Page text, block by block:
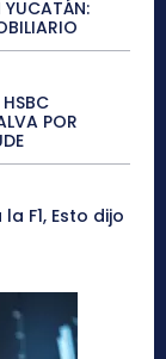
YUCATÁN:
POR
F1, Esto dijo